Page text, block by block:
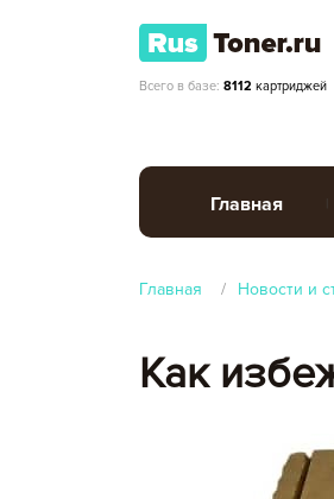
Всего в базе: 8112 картриджей
Главная
Главная Новости и
Как